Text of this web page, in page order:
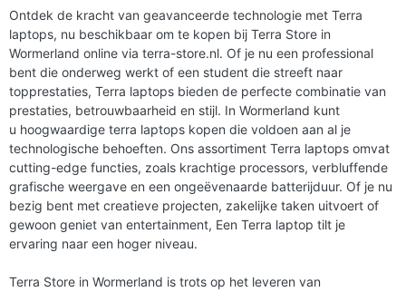
Ontdek de kracht van geavanceerde technologie met Terra
laptops, nu beschikbaar om te kopen bij Terra Store in
Wormerland online via terra-store.nl. Of je nu een professional
bent die onderweg werkt of een student die streeft naar
topprestaties, Terra laptops bieden de perfecte combinatie van
prestaties, betrouwbaarheid en stijl. In Wormerland kunt
u hoogwaardige terra laptops kopen die voldoen aan al je
technologische behoeften. Ons assortiment Terra laptops omvat
cutting-edge functies, zoals krachtige processors, verbluffende
grafische weergave en een ongeëvenaarde batterijduur. Of je nu
bezig bent met creatieve projecten, zakelijke taken uitvoert of
gewoon geniet van entertainment, Een Terra laptop tilt je
ervaring naar een hoger niveau.
Terra Store in Wormerland is trots op het leveren van